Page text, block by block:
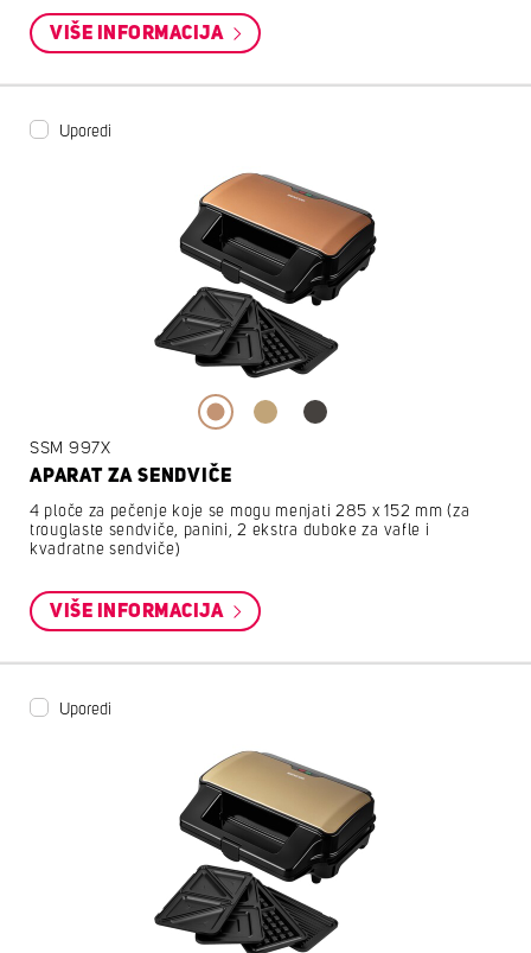
VIŠE INFORMACIJA
Uporedi
SSM 997X
APARAT ZA SENDVIČE
4 ploče za pečenje koje se mogu menjati 285 x 152 mm (za
trouglaste sendviče, panini, 2 ekstra duboke za vafle i
kvadratne sendviče)
VIŠE INFORMACIJA
Uporedi